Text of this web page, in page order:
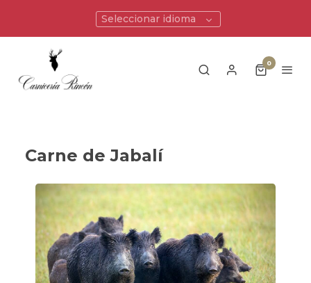
Seleccionar idioma
0
Carne de Jabalí